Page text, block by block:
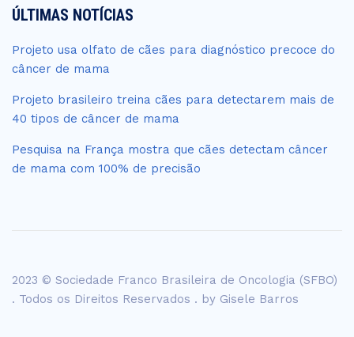
ÚLTIMAS NOTÍCIAS
Projeto usa olfato de cães para diagnóstico precoce do
câncer de mama
Projeto brasileiro treina cães para detectarem mais de
40 tipos de câncer de mama
Pesquisa na França mostra que cães detectam câncer
de mama com 100% de precisão
2023 © Sociedade Franco Brasileira de Oncologia (SFBO)
. Todos os Direitos Reservados . by Gisele Barros